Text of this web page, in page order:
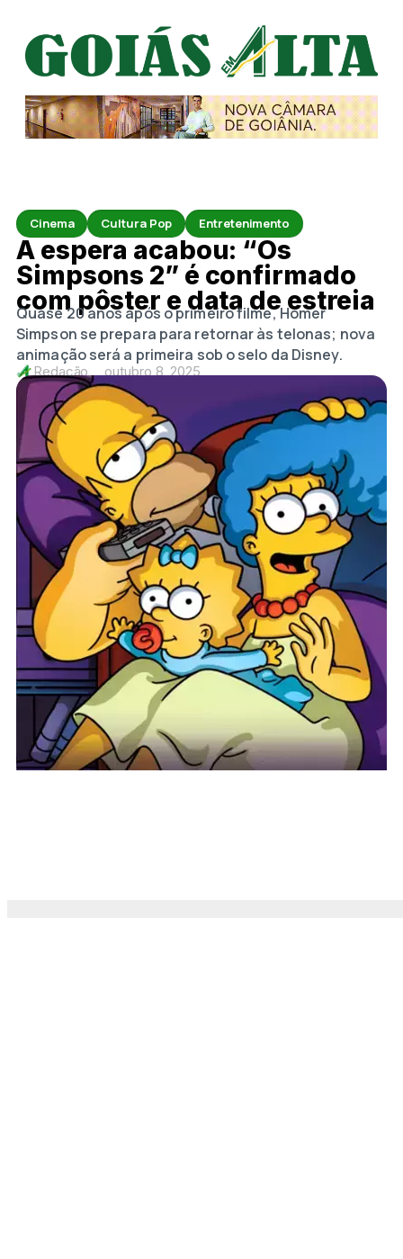
Cinema Cultura Pop Entretenimento
A espera acabou: “Os
Simpsons 2” é confirmado
com pôster e data de estreia
Quase 20 anos após o primeiro filme, Homer
Simpson se prepara para retornar às telonas; nova
animação será a primeira sob o selo da Disney.
Redação outubro 8, 2025